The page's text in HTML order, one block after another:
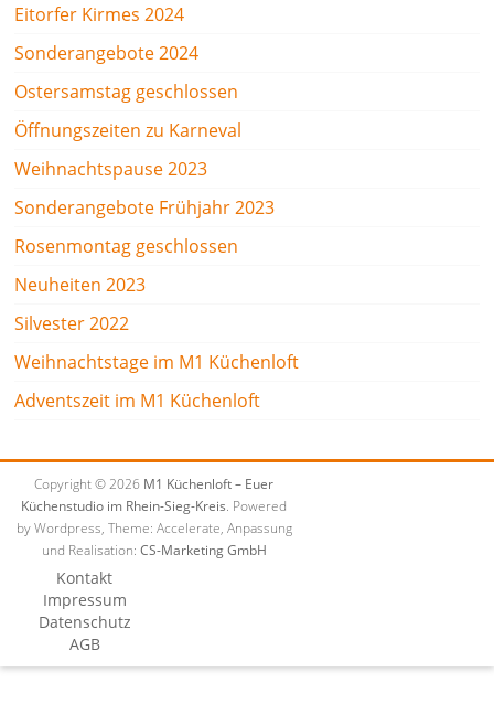
Eitorfer Kirmes 2024
Sonderangebote 2024
Ostersamstag geschlossen
Öffnungszeiten zu Karneval
Weihnachtspause 2023
Sonderangebote Frühjahr 2023
Rosenmontag geschlossen
Neuheiten 2023
Silvester 2022
Weihnachtstage im M1 Küchenloft
Adventszeit im M1 Küchenloft
Copyright © 2026 M1 Küchenloft – Euer
Küchenstudio im Rhein-Sieg-Kreis. Powered
by Wordpress, Theme: Accelerate, Anpassung
und Realisation: CS-Marketing GmbH
Kontakt
Impressum
Datenschutz
AGB